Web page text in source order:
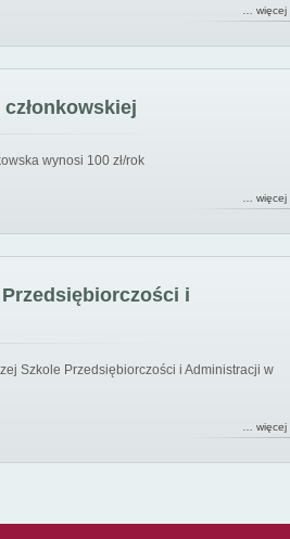
… więcej
wynosi 100 zł/rok
… więcej
i
Szkole Przedsiębiorczości i Administracji w
… więcej